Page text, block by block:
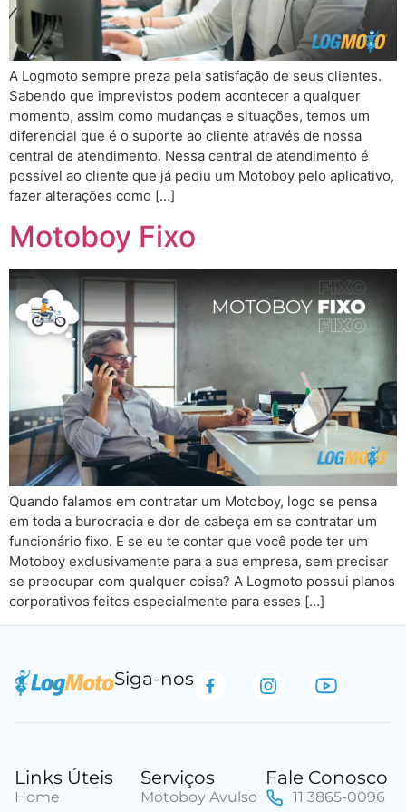
A Logmoto sempre preza pela satisfação de seus clientes.
Sabendo que imprevistos podem acontecer a qualquer
momento, assim como mudanças e situações, temos um
diferencial que é o suporte ao cliente através de nossa
central de atendimento. Nessa central de atendimento é
possível ao cliente que já pediu um Motoboy pelo aplicativo,
fazer alterações como […]
Motoboy Fixo
Quando falamos em contratar um Motoboy, logo se pensa
em toda a burocracia e dor de cabeça em se contratar um
funcionário fixo. E se eu te contar que você pode ter um
Motoboy exclusivamente para a sua empresa, sem precisar
se preocupar com qualquer coisa? A Logmoto possui planos
corporativos feitos especialmente para esses […]
Siga-nos
Links Úteis
Home
Serviços
Motoboy Avulso
Fale Conosco
11 3865-0096